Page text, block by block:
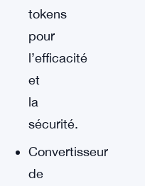
tokens
pour
l’efficacité
et
la
sécurité.
Convertisseur
de